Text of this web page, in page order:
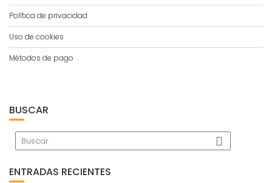
Política de privacidad
Uso de cookies
Métodos de pago
BUSCAR
ENTRADAS RECIENTES